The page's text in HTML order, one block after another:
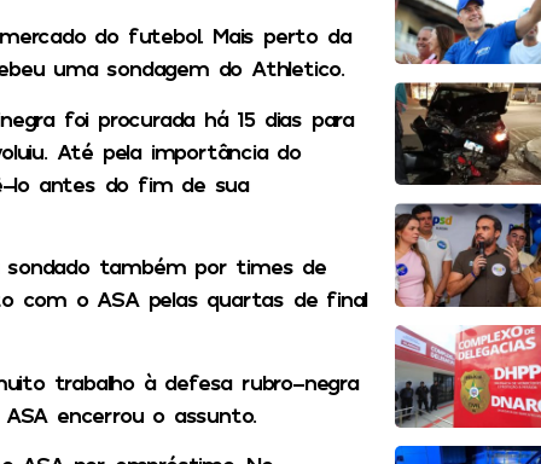
do futebol. Mais perto da
uma sondagem do Athletico.
foi procurada há 15 dias para
Até pela importância do
lo antes do fim de sua
também por times de
com o ASA pelas quartas de final
trabalho à defesa rubro-negra
encerrou o assunto.